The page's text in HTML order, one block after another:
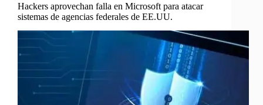
Hackers aprovechan falla en Microsoft para atacar
sistemas de agencias federales de EE.UU.